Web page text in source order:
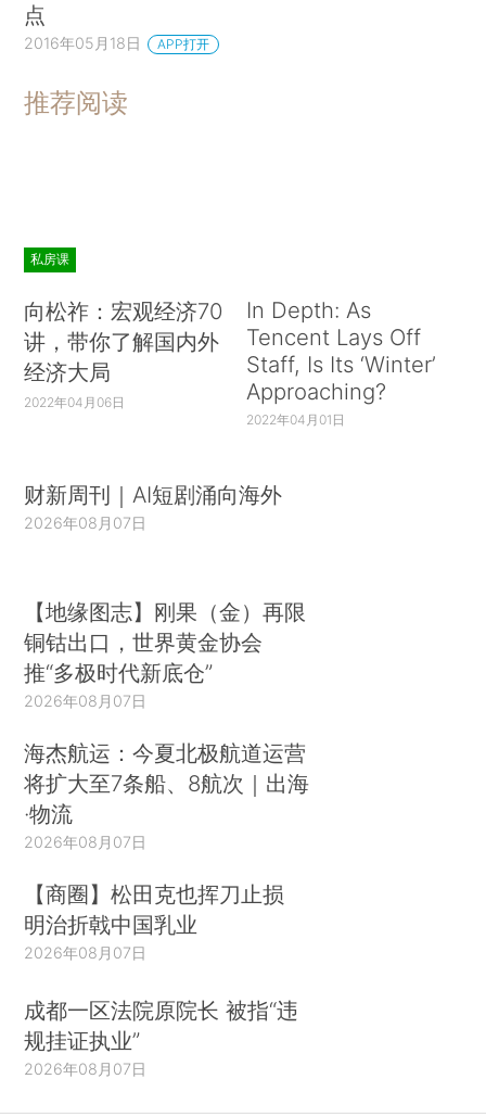
点
2016年05月18日 APP打开
推荐阅读
私房课
向松祚：宏观经济70
讲，带你了解国内外
经济大局
2022年04月06日
In Depth: As
Tencent Lays Off
Staff, Is Its ‘Winter’
Approaching?
2022年04月01日
财新周刊｜AI短剧涌向海外
2026年08月07日
【地缘图志】刚果（金）再限
铜钴出口，世界黄金协会
推“多极时代新底仓”
2026年08月07日
海杰航运：今夏北极航道运营
将扩大至7条船、8航次｜出海
·物流
2026年08月07日
【商圈】松田克也挥刀止损
明治折戟中国乳业
2026年08月07日
成都一区法院原院长 被指“违
规挂证执业”
2026年08月07日